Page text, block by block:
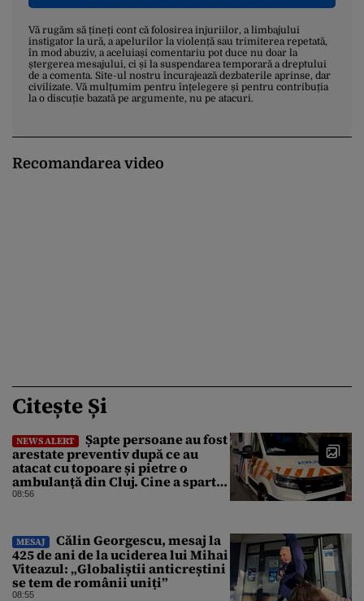
Vă rugăm să țineți cont că folosirea injuriilor, a limbajului
instigator la ură, a apelurilor la violență sau trimiterea repetată,
în mod abuziv, a aceluiași comentariu pot duce nu doar la
ștergerea mesajului, ci și la suspendarea temporară a dreptului
de a comenta. Site-ul nostru încurajează dezbaterile aprinse, dar
civilizate. Vă mulțumim pentru înțelegere și pentru contribuția
la o discuție bazată pe argumente, nu pe atacuri.
Recomandarea video
Citește Și
NEWS ALERT
Șapte persoane au fost
arestate preventiv după ce au
atacat cu topoare și pietre o
ambulanță din Cluj. Cine a spart
parbrizul și l-a rănit pe șofer
08:56
MESAJ
Călin Georgescu, mesaj la
425 de ani de la uciderea lui Mihai
Viteazul: „Globaliștii anticreștini
se tem de românii uniți”
08:55